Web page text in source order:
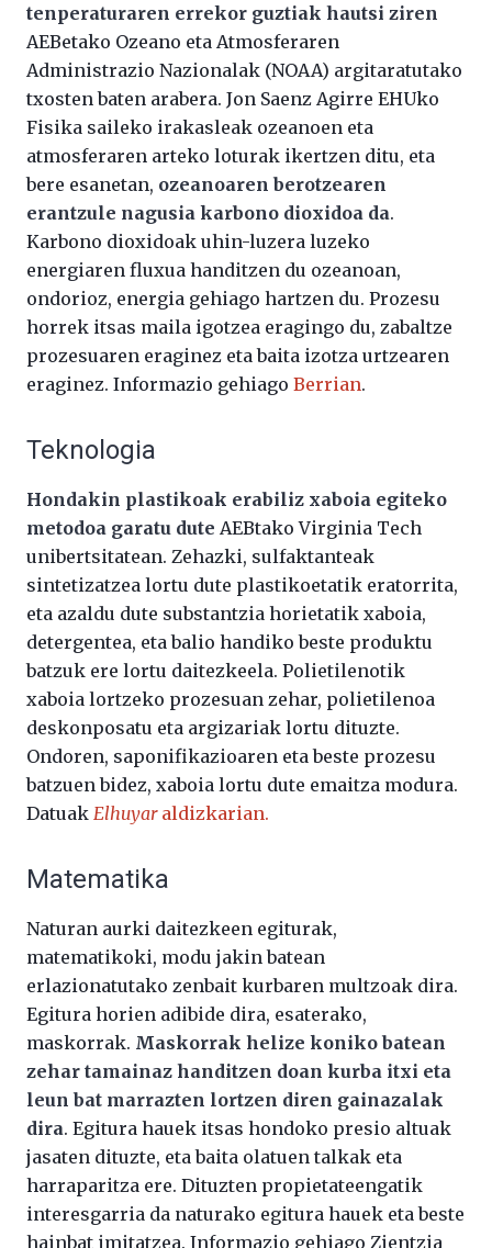
tenperaturaren errekor guztiak hautsi ziren
AEBetako Ozeano eta Atmosferaren
Administrazio Nazionalak (NOAA) argitaratutako
txosten baten arabera. Jon Saenz Agirre EHUko
Fisika saileko irakasleak ozeanoen eta
atmosferaren arteko loturak ikertzen ditu, eta
bere esanetan, ozeanoaren berotzearen
erantzule nagusia karbono dioxidoa da.
Karbono dioxidoak uhin-luzera luzeko
energiaren fluxua handitzen du ozeanoan,
ondorioz, energia gehiago hartzen du. Prozesu
horrek itsas maila igotzea eragingo du, zabaltze
prozesuaren eraginez eta baita izotza urtzearen
eraginez. Informazio gehiago Berrian.
Teknologia
Hondakin plastikoak erabiliz xaboia egiteko
metodoa garatu dute AEBtako Virginia Tech
unibertsitatean. Zehazki, sulfaktanteak
sintetizatzea lortu dute plastikoetatik eratorrita,
eta azaldu dute substantzia horietatik xaboia,
detergentea, eta balio handiko beste produktu
batzuk ere lortu daitezkeela. Polietilenotik
xaboia lortzeko prozesuan zehar, polietilenoa
deskonposatu eta argizariak lortu dituzte.
Ondoren, saponifikazioaren eta beste prozesu
batzuen bidez, xaboia lortu dute emaitza modura.
Datuak Elhuyar aldizkarian.
Matematika
Naturan aurki daitezkeen egiturak,
matematikoki, modu jakin batean
erlazionatutako zenbait kurbaren multzoak dira.
Egitura horien adibide dira, esaterako,
maskorrak. Maskorrak helize koniko batean
zehar tamainaz handitzen doan kurba itxi eta
leun bat marrazten lortzen diren gainazalak
dira. Egitura hauek itsas hondoko presio altuak
jasaten dituzte, eta baita olatuen talkak eta
harraparitza ere. Dituzten propietateengatik
interesgarria da naturako egitura hauek eta beste
hainbat imitatzea. Informazio gehiago Zientzia